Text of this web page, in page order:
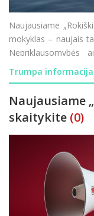
Naujausiame
mokyklas – naujais
Nepriklausomybės
vardu žais moterų
Trumpa informacija
Naujausiame
skaitykite (0)